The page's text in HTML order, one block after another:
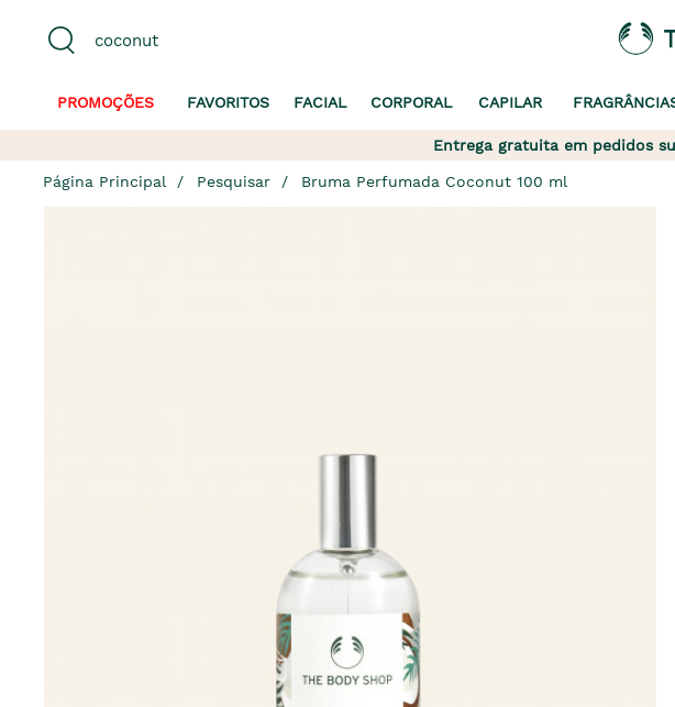
PROMOÇÕES FAVORITOS FACIAL CORPORAL CAPILAR
Entrega gratuita em pedidos
Página Principal Pesquisar Bruma Perfumada Coconut 100 ml